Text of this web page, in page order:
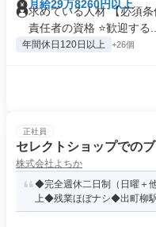
月給29万8260円以上
求めている人材 【必須
責任者の資格 ⭐歓迎する...
年間休日120日以上 +26個
正社員
セレクトショップでの
株式会社よちか
◆完全週休二日制（日曜＋
上◆残業ほぼナシ◆出町柳